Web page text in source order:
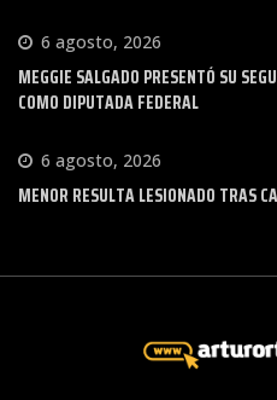
6 agosto, 2026
MEGGIE SALGADO PRESENTÓ SU
COMO DIPUTADA FEDERAL
6 agosto, 2026
MENOR RESULTA LESIONADO TRAS